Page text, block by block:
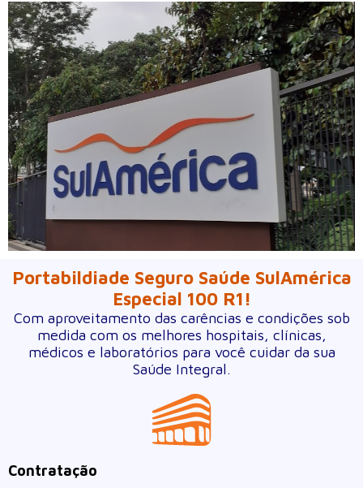
Portabildiade Seguro Saúde SulAmérica
Especial 100 R1!
Com aproveitamento das carências e condições sob
medida com os melhores hospitais, clínicas,
médicos e laboratórios para você cuidar da sua
Saúde Integral.
Contratação